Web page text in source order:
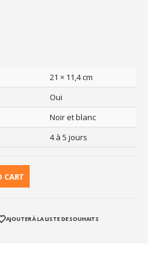
21 × 11,4 cm
Oui
Noir et blanc
4 à 5 jours
CART
AJOUTER À LA LISTE DE SOUHAITS